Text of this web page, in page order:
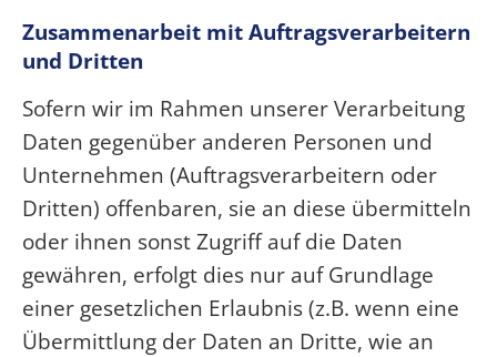
Zusammenarbeit mit Auftragsverarbeitern
und Dritten
Sofern wir im Rahmen unserer Verarbeitung
Daten gegenüber anderen Personen und
Unternehmen (Auftragsverarbeitern oder
Dritten) offenbaren, sie an diese übermitteln
oder ihnen sonst Zugriff auf die Daten
gewähren, erfolgt dies nur auf Grundlage
einer gesetzlichen Erlaubnis (z.B. wenn eine
Übermittlung der Daten an Dritte, wie an